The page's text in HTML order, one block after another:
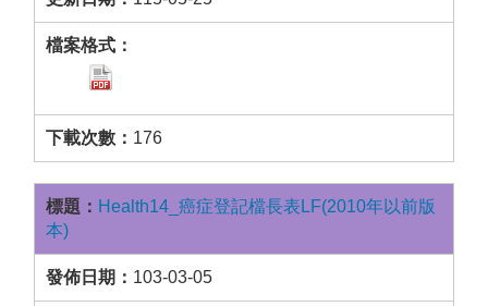
176
Health14_癌症登記檔長表LF(2010年以前版
本)
103-03-05